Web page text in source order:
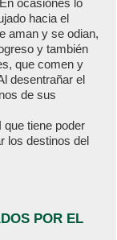
ocasiones lo
hacia el
aman y se odian,
y también
que comen y
desentrañar el
de sus
tiene poder
los destinos del
POR EL